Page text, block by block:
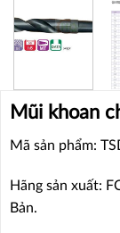
Mũi khoan
Mã sản phẩm:
Hãng sản xuất:
Bản.